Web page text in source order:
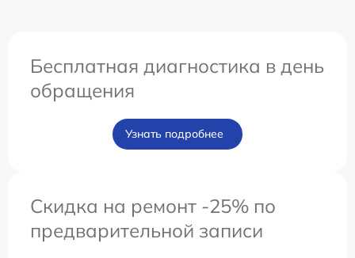
Бесплатная диагностика в день
обращения
Узнать подробнее
Скидка на ремонт -25% по
предварительной записи